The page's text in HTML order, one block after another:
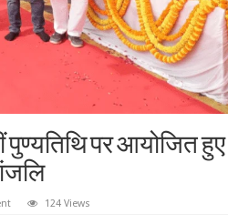
पुण्यतिथि पर आयोजित हुए
124 Views